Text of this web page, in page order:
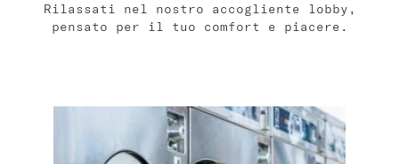
Tel Aviv
master Bat Yam
Rilassati nel nostro accogliente lobby,
pensato per il tuo comfort e piacere.